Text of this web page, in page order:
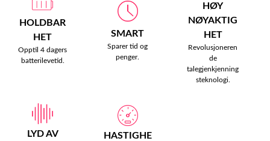
HOLDBAR
HET
Opptil 4 dagers
batterilevetid.
SMART
Sparer tid og
penger.
HØY
NØYAKTIG
HET
Revolusjoneren
de
talegjenkjenning
steknologi.
LYD AV
HASTIGHE